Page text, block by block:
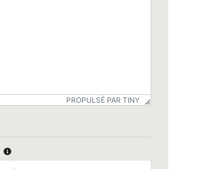
PROPULSÉ PAR TINY